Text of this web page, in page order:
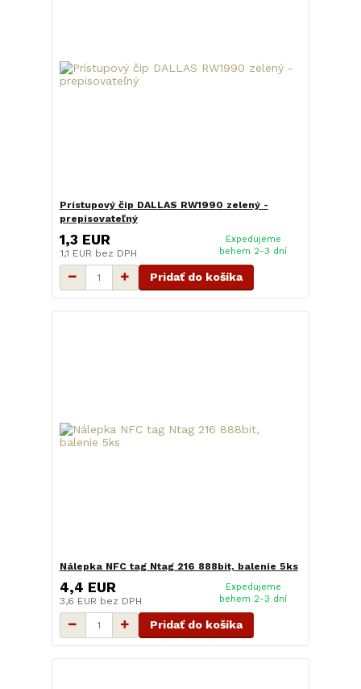
Prístupový čip DALLAS RW1990 zelený -
prepisovateľný
1,3 EUR
1,1 EUR bez DPH
Expedujeme
behem 2-3 dní
Pridať do košíka
Nálepka NFC tag Ntag 216 888bit, balenie 5ks
4,4 EUR
3,6 EUR bez DPH
Expedujeme
behem 2-3 dní
Pridať do košíka